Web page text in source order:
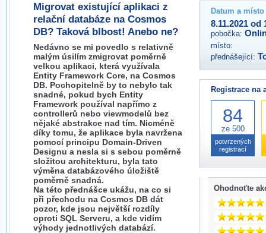
Migrovat existující aplikaci z
relační databáze na Cosmos
DB? Taková blbost! Anebo ne?
Nedávno se mi povedlo s relativně
malým úsilím zmigrovat poměrně
velkou aplikaci, která využívala
Entity Framework Core, na Cosmos
DB. Pochopitelně by to nebylo tak
snadné, pokud bych Entity
Framework používal napřímo z
controllerů nebo viewmodelů bez
nějaké abstrakce nad tím. Nicméně
díky tomu, že aplikace byla navržena
pomocí principu Domain-Driven
Designu a nesla si s sebou poměrně
složitou architekturu, byla tato
výměna databázového úložiště
poměrně snadná.
Na této přednášce ukážu, na co si
při přechodu na Cosmos DB dát
pozor, kde jsou největší rozdíly
oproti SQL Serveru, a kde vidím
výhody jednotlivých databází.
Datum a
8.11.2021 od
pobočka:
místo:
přednášející:
Registrace na
84
ze 500
potvrzených
registrací
Ohodnoťte